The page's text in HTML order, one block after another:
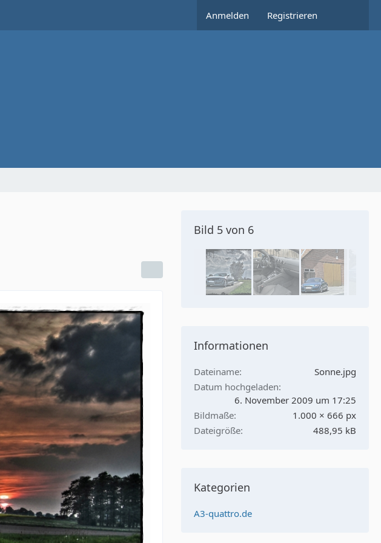
Anmelden Registrieren
Bild 5 von 6
Informationen
Dateiname
Sonne.jpg
Datum hochgeladen
6. November 2009 um 17:25
Bildmaße
1.000 × 666 px
Dateigröße
488,95 kB
Kategorien
A3-quattro.de